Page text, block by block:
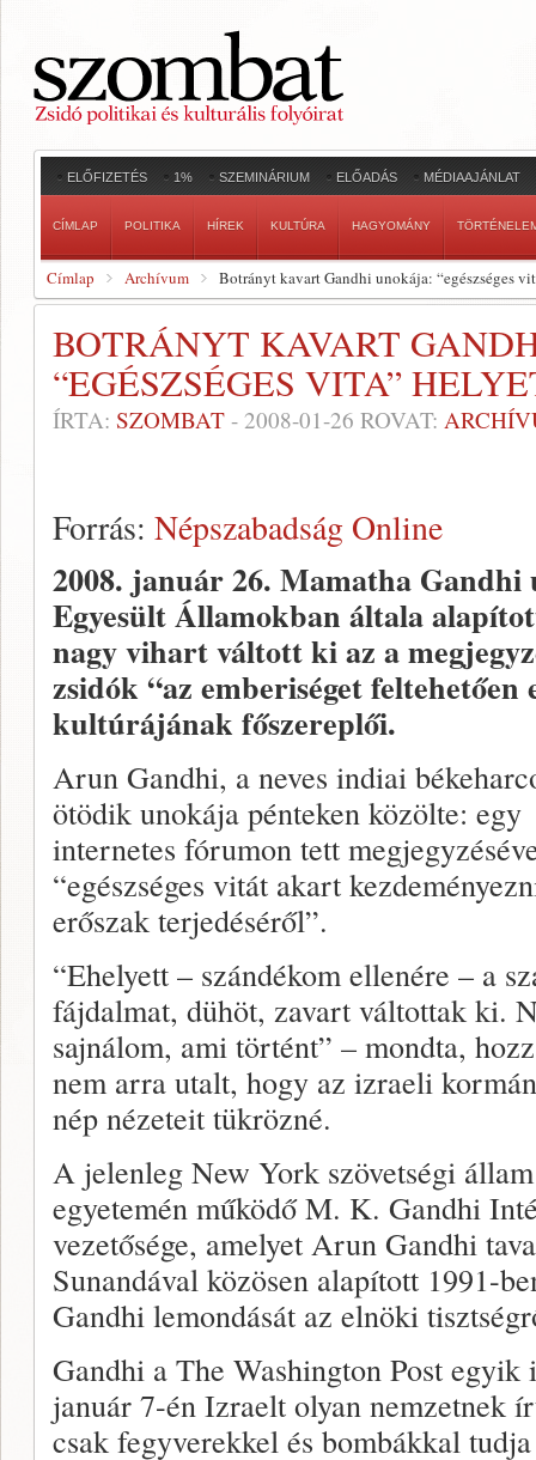
ELŐFIZETÉS 1% SZEMINÁRIUM ELŐADÁS MÉDIAAJÁNLAT
CÍMLAP POLITIKA HÍREK KULTÚRA HAGYOMÁNY
Címlap Archívum Botrányt kavart Gandhi unokája: “egészséges
BOTRÁNYT KAVART
“EGÉSZSÉGES VITA”
ÍRTA: SZOMBAT - 2008-01-26 ROVAT:
Forrás: Népszabadság Online
2008. január 26. Mamatha Gandhi
Egyesült Államokban általa
nagy vihart váltott ki az a
zsidók “az emberiséget
kultúrájának főszereplői.
Arun Gandhi, a neves indiai
ötödik unokája pénteken közölte: egy
internetes fórumon tett
“egészséges vitát akart
erőszak terjedéséről”.
“Ehelyett – szándékom ellenére – a
fájdalmat, dühöt, zavart váltottak ki.
sajnálom, ami történt” – mondta,
nem arra utalt, hogy az izraeli
nép nézeteit tükrözné.
A jelenleg New York szövetségi
egyetemén működő M. K. Gandhi
vezetősége, amelyet Arun Gandhi
Sunandával közösen alapított 1991-
Gandhi lemondását az elnöki
Gandhi a The Washington Post
január 7-én Izraelt olyan nemzetnek
csak fegyverekkel és bombákkal